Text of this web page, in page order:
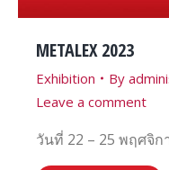
METALEX 2023
Exhibition By
Leave a comment
วันที่ 22 – 25 พฤศจิ